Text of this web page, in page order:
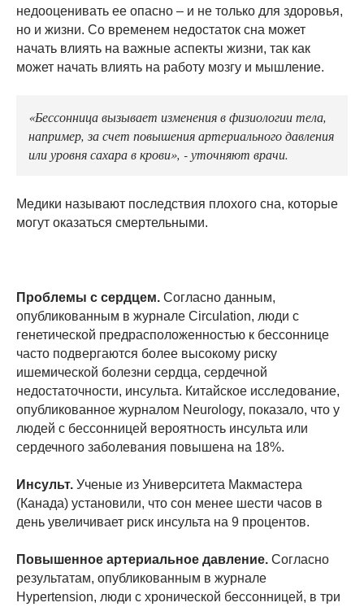
недооценивать ее опасно – и не только для здоровья,
но и жизни. Со временем недостаток сна может
начать влиять на важные аспекты жизни, так как
может начать влиять на работу мозгу и мышление.
«Бессонница вызывает изменения в физиологии тела,
например, за счет повышения артериального давления
или уровня сахара в крови», - уточняют врачи.
Медики называют последствия плохого сна, которые
могут оказаться смертельными.
Проблемы с сердцем. Согласно данным,
опубликованным в журнале Circulation, люди с
генетической предрасположенностью к бессоннице
часто подвергаются более высокому риску
ишемической болезни сердца, сердечной
недостаточности, инсульта. Китайское исследование,
опубликованное журналом Neurology, показало, что у
людей с бессонницей вероятность инсульта или
сердечного заболевания повышена на 18%.
Инсульт. Ученые из Университета Макмастера
(Канада) установили, что сон менее шести часов в
день увеличивает риск инсульта на 9 процентов.
Повышенное артериальное давление. Согласно
результатам, опубликованным в журнале
Hypertension, люди с хронической бессонницей, в три